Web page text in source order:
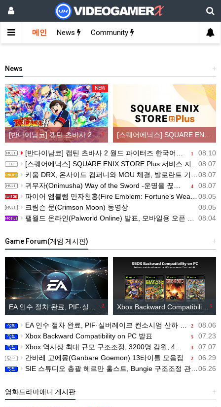
메인 News Community
+
News
NEW
1
[반다이남코] 캡틴 츠바사 2 월드 파이터즈 한국어판 패키지 예약 판매, 8월 11일 시작
1 08.10
[반다이남코] 캡틴 츠바사 2 월드 파이터즈 한국어판 패키지 예약 판매, 8월 11일 시작
08.07
[스퀘어에닉스] SQUARE ENIX STORE Plus 서비스 지역 확대, 인기 신상품 라인업 순차적 입고
08.07
키움 DRX, 온사이드 컴퍼니와 MOU 체결, 발로란트 기반 콘텐츠 생태계 확장
4 08.07
귀무자(Onimusha) Way of the Sword -운명을 끊는 자 트레일러
08.05
파이어 엠블렘 만자천홍(Fire Emblem: Fortune’s Weave) 스크린샷과 동영상(한국어 자막)
08.05
크림슨 문(Crimson Moon) 동영상
08.04
팰월드 온라인(Palworld Online) 발표, 모바일용 오픈 월드 멀티플레이 생존 크래프트
+
Game Forum(게임 게시판)
2
EA 인수 절차 완료, PIF·실버레이크 컨소시엄 산하 편입 5
Xbox Backward Compatibility on PC 발표
2 08.06
EA 인수 절차 완료, PIF·실버레이크 컨소시엄 산하 편입
5 07.23
Xbox Backward Compatibility on PC 발표
3 07.07
Xbox 역사상 최대 규모 구조조정, 3200명 감원, 4개 스튜디오 분리
2 06.29
간바레 고에몽(Ganbare Goemon) 13타이틀 모음집
06.26
SIE 스튜디오 총괄 헤르만 훌스트, Bungie 구조조정 관련 직원 메시지 공개
+
영화드라마애니 게시판